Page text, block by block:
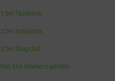
bei Facebook
bei Instagram
bei Snapchat
Sea Hawkers werden